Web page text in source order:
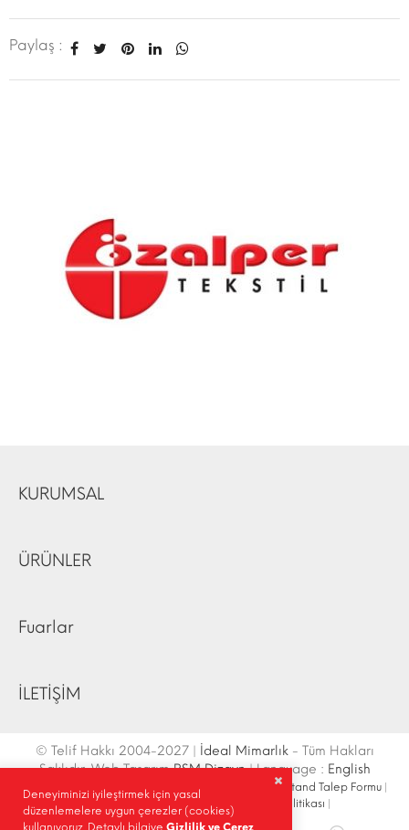
Paylaş :
KURUMSAL
ÜRÜNLER
Fuarlar
İLETİŞİM
© Telif Hakkı 2004-2027 | İdeal Mimarlık- Tüm Hakları
Saklıdır. Web TasarımRSM Dizayn| Language : English
İletişim Bilgileri | Ulaşım Krokisi Site Haritası Fuar Stand Talep Formu|
Site İçi Arama
|Sosyal Medya Gizlilik Politikası
Deneyiminizi iyileştirmek için yasal
düzenlemelere uygun çerezler (cookies)
kullanıyoruz. Detaylı bilgiye Gizlilik ve Çerez